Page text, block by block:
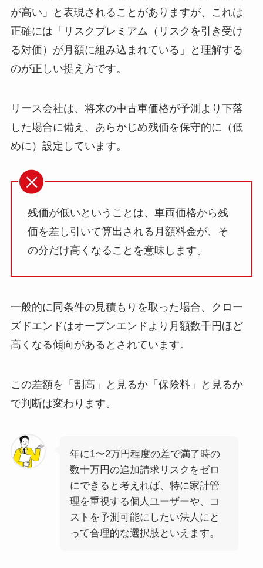
が高い」と表現されることがありますが、これは
正確には「リスクプレミアム（リスクを引き受け
る対価）が月額に組み込まれている」と理解する
のが正しい捉え方です。
リース会社は、将来の中古車価格が予測より下落
した場合に備え、あらかじめ残価を保守的に（低
めに）設定しています。
残価が低いということは、車両価格から残
価を差し引いて算出される月額料金が、そ
の分だけ高くなることを意味します。
一般的に同条件の見積もりを取った場合、クロー
ズドエンドはオープンエンドより月額数千円ほど
高くなる傾向があるとされています。
この差額を「割高」と見るか「保険料」と見るか
で判断は変わります。
年に1〜2万円程度の差で満了時の
数十万円の追加請求リスクをゼロ
にできると考えれば、特に家計管
理を重視する個人ユーザーや、コ
ストを予測可能にしたい法人にと
って合理的な選択肢といえます。